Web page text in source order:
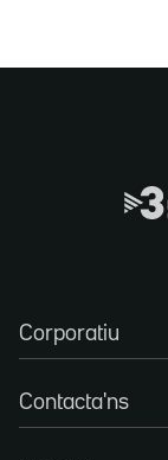
Corporatiu
Contacta'ns